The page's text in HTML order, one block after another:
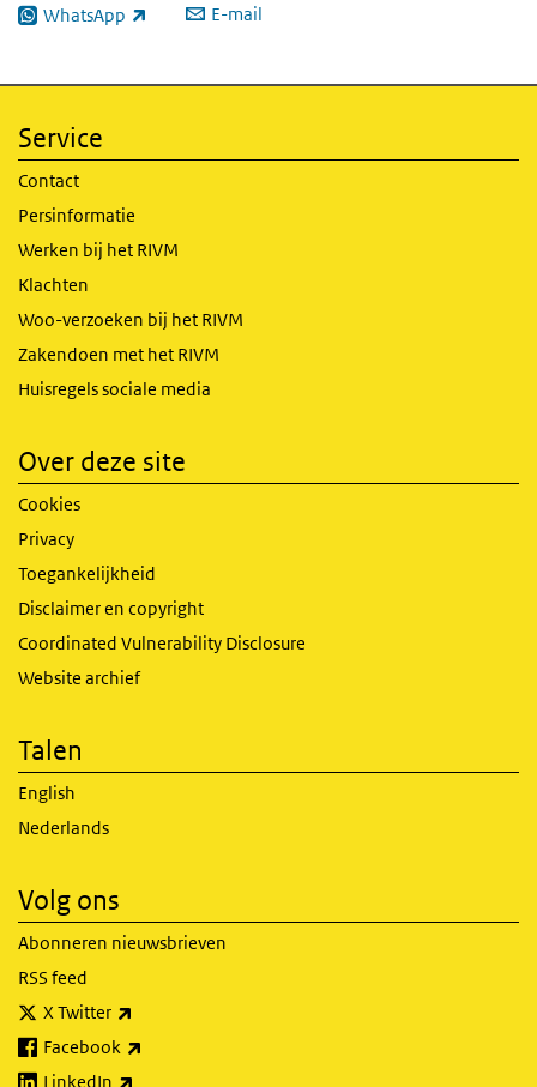
WhatsApp
(externe link) E-mail
Service
Contact
Persinformatie
Werken bij het RIVM
Klachten
Woo-verzoeken bij het RIVM
Zakendoen met het RIVM
Huisregels sociale media
Over deze site
Cookies
Privacy
Toegankelijkheid
Disclaimer en copyright
Coordinated Vulnerability Disclosure
Website archief
Talen
English
Nederlands
Volg ons
Abonneren nieuwsbrieven
RSS feed
X Twitter
Facebook
LinkedIn